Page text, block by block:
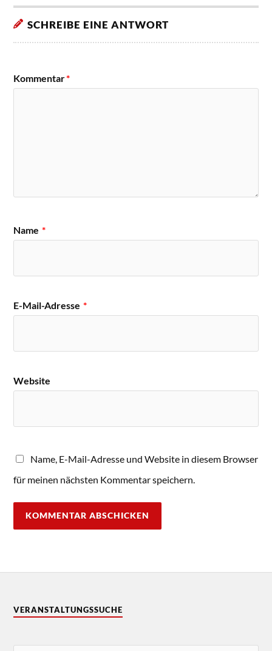
SCHREIBE EINE ANTWORT
Kommentar*
Name *
E-Mail-Adresse *
Website
Name, E-Mail-Adresse und Website in diesem Browser
für meinen nächsten Kommentar speichern.
VERANSTALTUNGSSUCHE